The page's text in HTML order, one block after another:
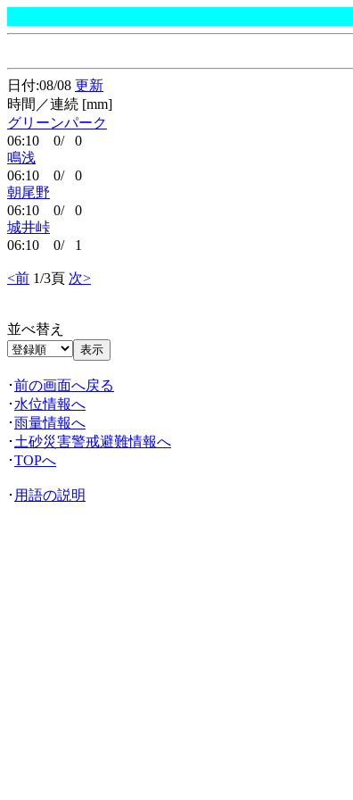
日付:08/08 更新
時間／連続 [mm]
グリーンパーク
06:10 0/ 0
鳴浅
06:10 0/ 0
朝尾野
06:10 0/ 0
城井峠
06:10 0/ 1
<前 1/3頁 次>
並べ替え
･前の画面へ戻る
･ 水位情報へ
･雨量情報へ
･ 土砂災害警戒避難情報へ
･TOPへ
･ 用語の説明